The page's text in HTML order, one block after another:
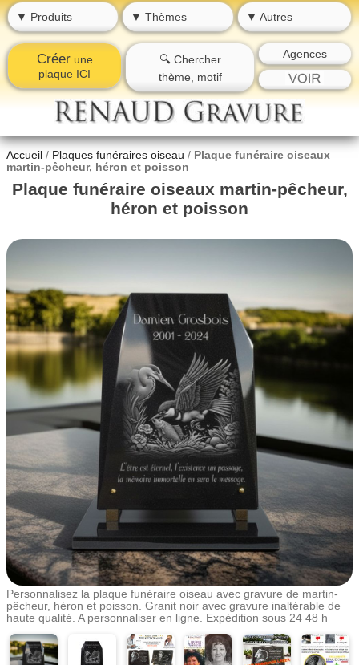
▼ Produits ▼ Thèmes ▼ Autres
Créerune
plaque ICI
🔍 Chercher
thème, motif
Agences
Accueil / Plaques funéraires oiseau / Plaque funéraire oiseaux
martin-pêcheur, héron et poisson
Plaque funéraire oiseaux martin-pêcheur,
héron et poisson
Personnalisez la plaque funéraire oiseau avec gravure de martin-
pêcheur, héron et poisson. Granit noir avec gravure inaltérable de
haute qualité. A personnaliser en ligne. Expédition sous 24 48 h